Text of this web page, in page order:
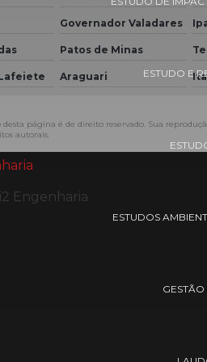
ESTUDO E
ESTUDOS
Governador Valadares
Patos de Minas
Araguari
página é de direito reservado. Sua
autorais.